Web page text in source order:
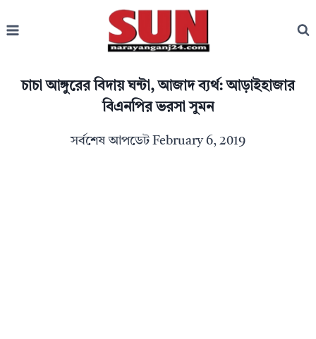
to
চাচা আঙ্গুরের বিদায় ঘন্টা, আজাদ ব্যর্থ: আড়াইহাজার
বিএনপির ভরসা সুমন
সর্বশেষ আপডেট February 6, 2019